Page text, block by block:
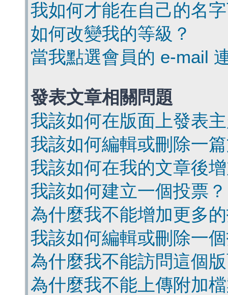
我如何才能在自己的名
如何改變我的等級？
當我點選會員的 e-mail
發表文章相關問題
我該如何在版面上發表
我該如何編輯或刪除一
我該如何在我的文章後
我該如何建立一個投票？
為什麼我不能增加更多
我該如何編輯或刪除一
為什麼我不能訪問這個
為什麼我不能上傳附加